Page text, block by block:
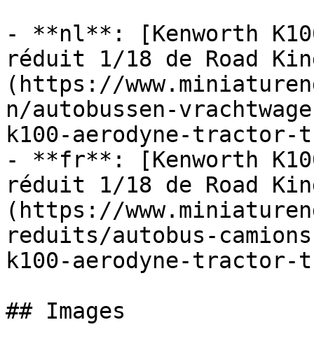
- **nl**: [Kenworth
réduit 1/18 de Road
(https://
n/autobussen-
k100-aerodyne-
- **fr**: [Kenworth
réduit 1/18 de Road
(https://
reduits/autobus-
k100-aerodyne-
## Images